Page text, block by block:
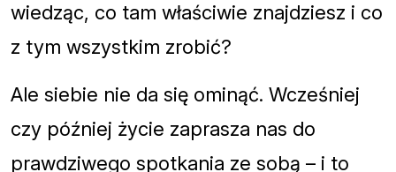
wiedząc, co tam właściwie znajdziesz i co
z tym wszystkim zrobić?
Ale siebie nie da się ominąć. Wcześniej
czy później życie zaprasza nas do
prawdziwego spotkania ze sobą – i to